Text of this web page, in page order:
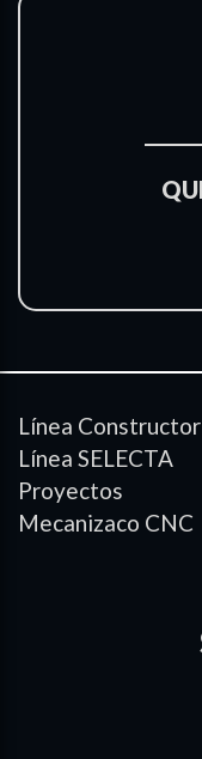
Línea Constructor
Línea SELECTA
Proyectos
Mecanizaco CNC